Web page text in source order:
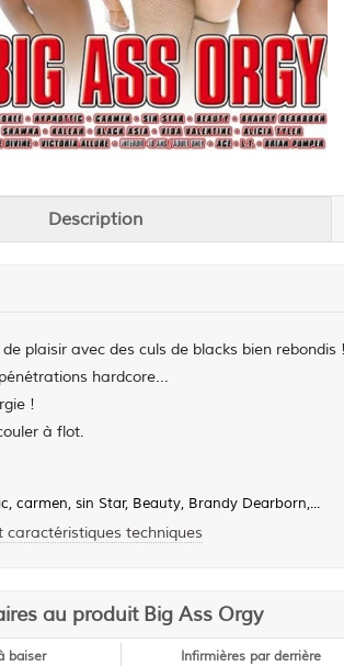
Description
plaisir avec des culs de blacks bien rebondis
hardcore...
!
à flot.
carmen, sin Star, Beauty, Brandy Dearborn,...
caractéristiques techniques
au produit Big Ass Orgy
baiser Infirmières par derrière